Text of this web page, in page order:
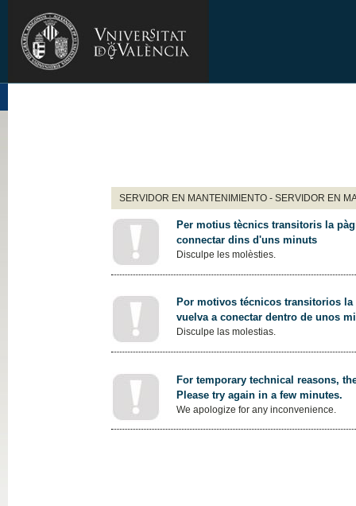
SERVIDOR EN MANTENIMIENTO - SERVIDOR EN
Per motius tècnics transitoris la
connectar dins d'uns minuts
Disculpe les molèsties.
Por motivos técnicos transitorios
vuelva a conectar dentro de unos
Disculpe las molestias.
For temporary technical reasons,
Please try again in a few minutes.
We apologize for any inconvenience.